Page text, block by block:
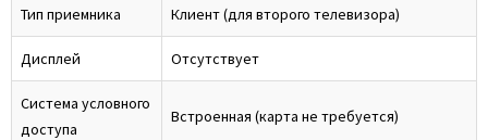
Тип приемника Клиент (для второго телевизора)
Дисплей Отсутствует
Система условного
доступа
Встроенная (карта не требуется)